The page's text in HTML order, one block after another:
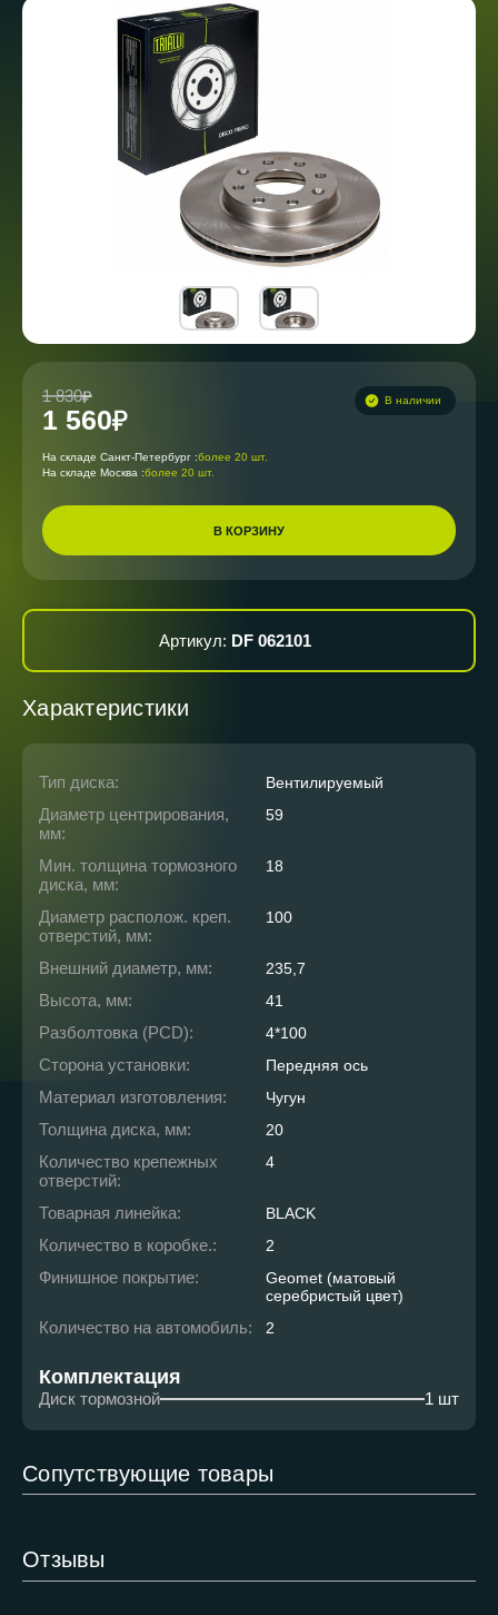
1 830
1 560
В наличии
На складе Санкт-Петербург :более 20 шт.
На складе Москва :более 20 шт.
В КОРЗИНУ
Артикул: DF 062101
Характеристики
Тип диска: Вентилируемый
Диаметр центрирования,
мм:
59
Мин. толщина тормозного
диска, мм:
18
Диаметр располож. креп.
отверстий, мм:
100
Внешний диаметр, мм: 235,7
Высота, мм: 41
Разболтовка (PCD): 4*100
Сторона установки: Передняя ось
Материал изготовления: Чугун
Толщина диска, мм: 20
Количество крепежных
отверстий:
4
Товарная линейка: BLACK
Количество в коробке.: 2
Финишное покрытие:
Geomet (матовый
серебристый цвет)
Количество на автомобиль: 2
Комплектация
Диск тормозной 1 шт
Сопутствующие товары
Отзывы